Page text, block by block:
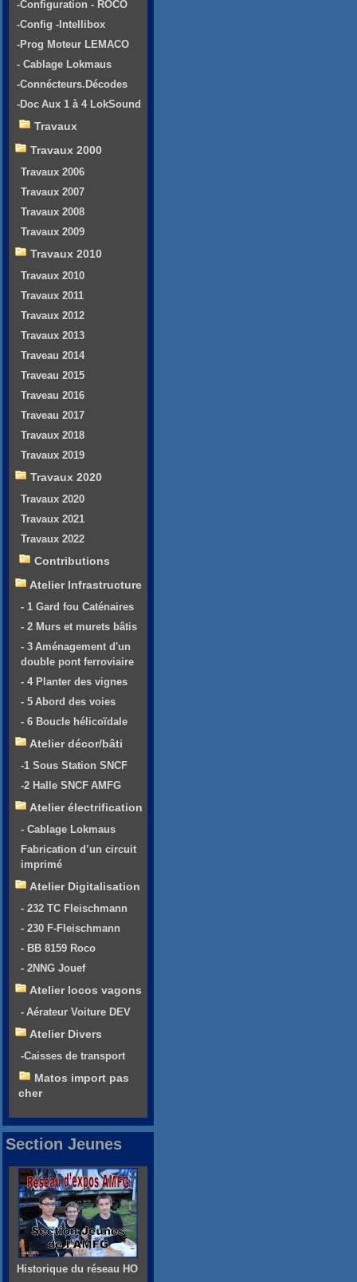
-Configuration - ROCO
-Config -Intellibox
-Prog Moteur LEMACO
- Cablage Lokmaus
-Connécteurs.Décodes
-Doc Aux 1 à 4 LokSound
Travaux
Travaux 2000
Travaux 2006
Travaux 2007
Travaux 2008
Travaux 2009
Travaux 2010
Travaux 2010
Travaux 2011
Travaux 2012
Travaux 2013
Traveau 2014
Traveau 2015
Traveau 2016
Traveau 2017
Travaux 2018
Travaux 2019
Travaux 2020
Travaux 2020
Travaux 2021
Travaux 2022
Contributions
Atelier Infrastructure
- 1 Gard fou Caténaires
- 2 Murs et murets bâtis
- 3 Aménagement d'un
double pont ferroviaire
- 4 Planter des vignes
- 5 Abord des voies
- 6 Boucle hélicoïdale
Atelier décor/bâti
-1 Sous Station SNCF
-2 Halle SNCF AMFG
Atelier électrification
- Cablage Lokmaus
Fabrication d’un circuit
imprimé
Atelier Digitalisation
- 232 TC Fleischmann
- 230 F-Fleischmann
- BB 8159 Roco
- 2NNG Jouef
Atelier locos vagons
- Aérateur Voiture DEV
Atelier Divers
-Caisses de transport
Matos import pas
cher
Section Jeunes
Historique du réseau HO